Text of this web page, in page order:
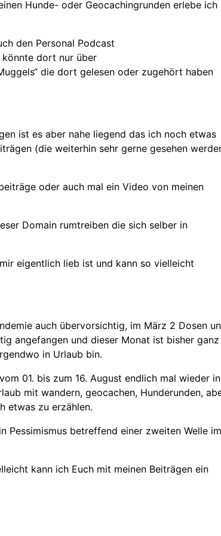
Hunde- oder Geocachingrunden erlebe ich
den Personal Podcast
könnte dort nur über
die dort gelesen oder zugehört haben
ist es aber nahe liegend das ich noch etwas
(die weiterhin sehr gerne gesehen
oder auch mal ein Video von meinen
Domain rumtreiben die sich selber in
eigentlich lieb ist und kann so vielleicht
auch übervorsichtig, im März 2 Dosen
angefangen und dieser Monat ist bisher ganz
in Urlaub bin.
01. bis zum 16. August endlich mal wieder in
mit wandern, geocachen, Hunderunden,
etwas zu erzählen.
betreffend einer zweiten Welle im
kann ich Euch mit meinen Beiträgen ein